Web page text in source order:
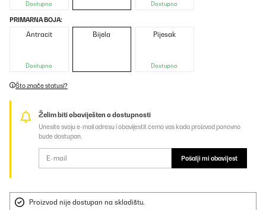
Dostupno Dostupno
PRIMARNA BOJA:
Antracit
Dostupno
Bijela Pijesak
Dostupno
Što znače statusi?
Želim biti obaviješten o dostupnosti
Unesite svoju e-mail adresu i obavijestit ćemo vas kada proizvod ponovno
bude dostupan.
Pošalji mi obavijest
Proizvod nije dostupan na skladištu.